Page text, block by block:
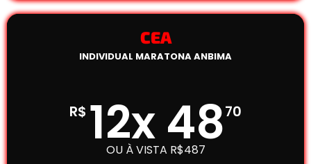
CEA
INDIVIDUAL MARATONA ANBIMA
R$ 12x 4870
OU À VISTA R$487